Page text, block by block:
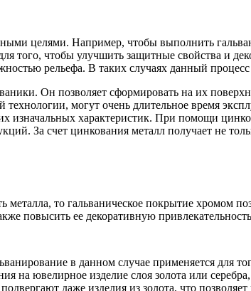
целями. Например, чтобы выполнить
того, чтобы улучшить защитные свойства и
рельефа. В таких случаях данный
Он позволяет сформировать на их
могут очень длительное время
изначальных характеристик. При помощи
За счет цинкования металл получает не
то гальваническое покрытие хромом
повысить ее декоративную
в данном случае применяется для
на ювелирное изделие слоя золота или
даже изделия из золота, что позволяет